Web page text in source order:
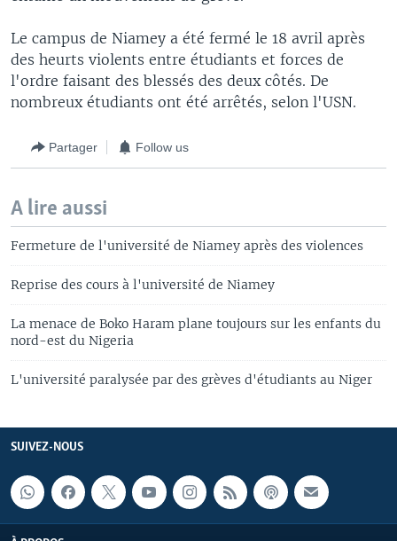
Le campus de Niamey a été fermé le 18 avril après
des heurts violents entre étudiants et forces de
l'ordre faisant des blessés des deux côtés. De
nombreux étudiants ont été arrêtés, selon l'USN.
Partager Follow us
A lire aussi
Fermeture de l'université de Niamey après des violences
Reprise des cours à l'université de Niamey
La menace de Boko Haram plane toujours sur les enfants du
nord-est du Nigeria
L'université paralysée par des grèves d'étudiants au Niger
SUIVEZ-NOUS